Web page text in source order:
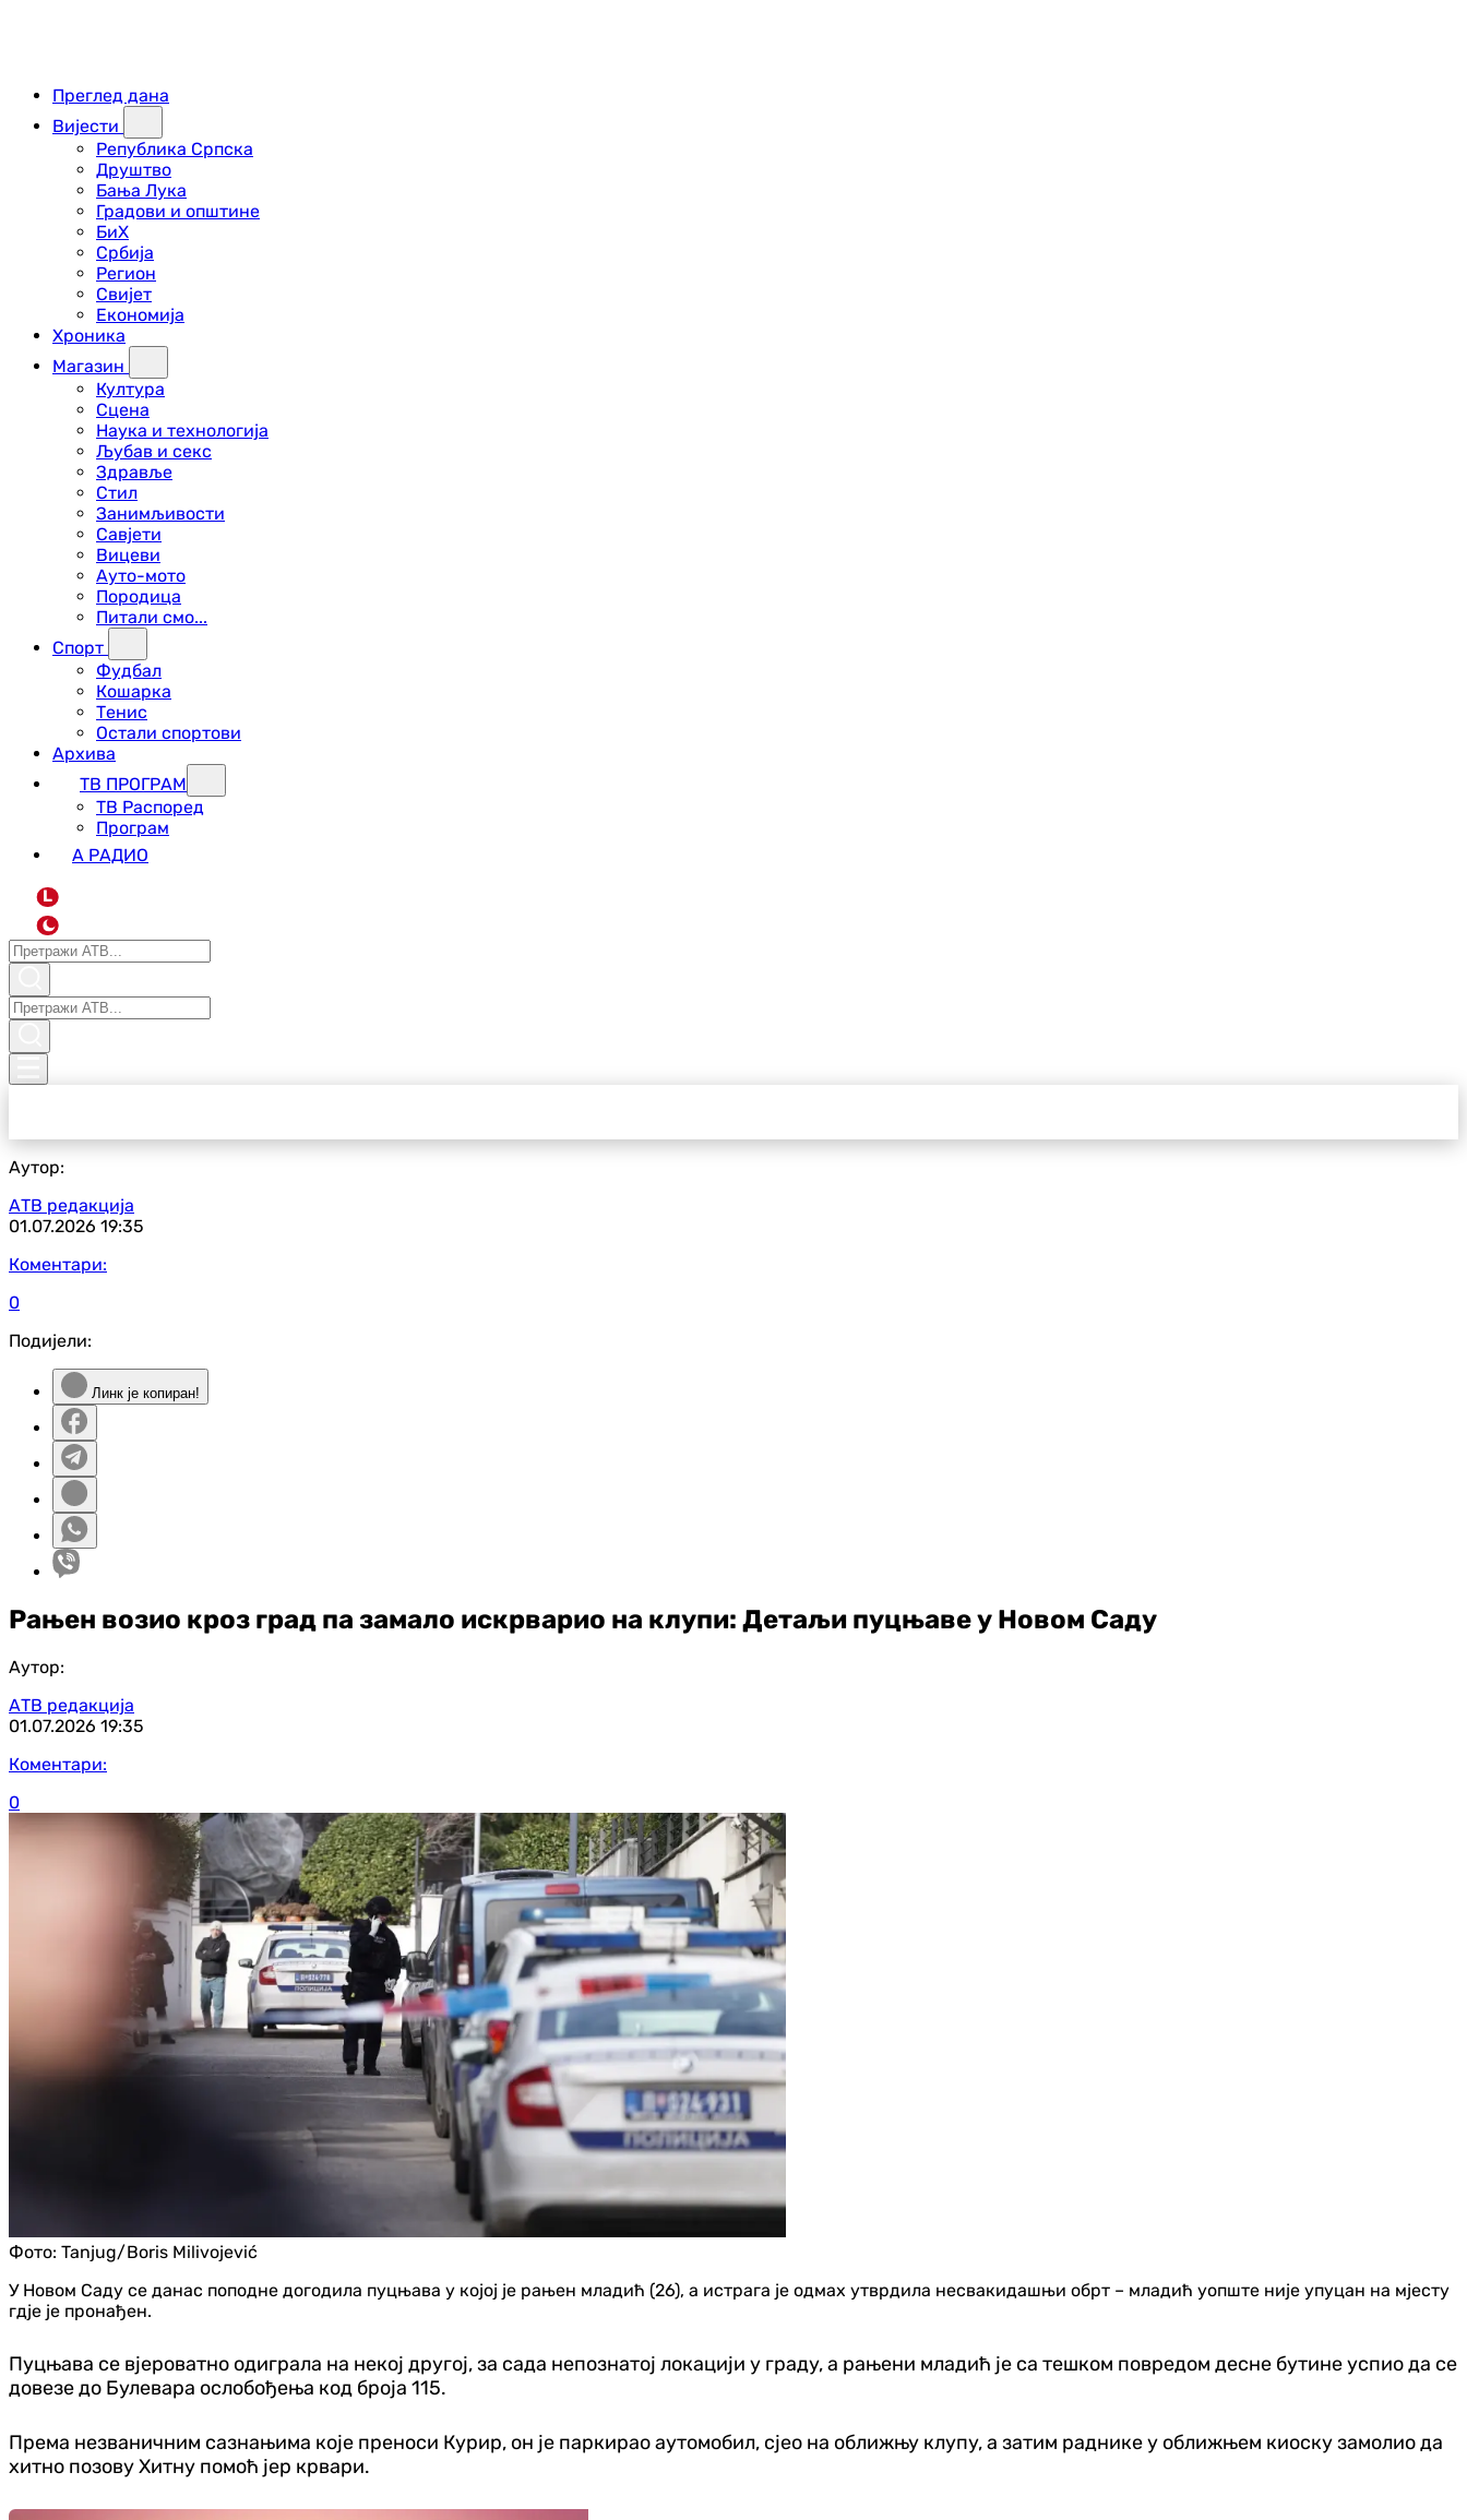
Преглед дана
Вијести
Република Српска
Друштво
Бања Лука
Градови и општине
БиХ
Србија
Регион
Свијет
Економија
Хроника
Магазин
Култура
Сцена
Наука и технологија
Љубав и секс
Здравље
Стил
Занимљивости
Савјети
Вицеви
Ауто-мото
Породица
Питали смо...
Спорт
Фудбал
Кошарка
Тенис
Остали спортови
Архива
ТВ ПРОГРАМ
ТВ Распоред
Програм
А РАДИО
L
Аутор:
АТВ редакција
01.07.2026 19:35
Коментари:
0
Подијели:
Линк је копиран!
Рањен возио кроз град па замало искрварио на клупи: Детаљи пуцњаве у Новом Саду
Аутор:
АТВ редакција
01.07.2026 19:35
Коментари:
0
Фото: Tanjug/Boris Milivojević
У Новом Саду се данас поподне догодила пуцњава у којој је рањен младић (26), а истрага је одмах утврдила несвакидашњи обрт – младић уопште није упуцан на мјесту
гдје је пронађен.
Пуцњава се вјероватно одиграла на некој другој, за сада непознатој локацији у граду, а рањени младић је са тешком повредом десне бутине успио да се
довезе до Булевара ослобођења код броја 115.
Према незваничним сазнањима које преноси Курир, он је паркирао аутомобил, сјео на оближњу клупу, а затим раднике у оближњем киоску замолио да
хитно позову Хитну помоћ јер крвари.